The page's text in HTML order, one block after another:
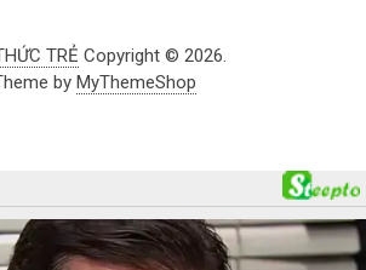
TRẺ Copyright © 2026.
by MyThemeShop